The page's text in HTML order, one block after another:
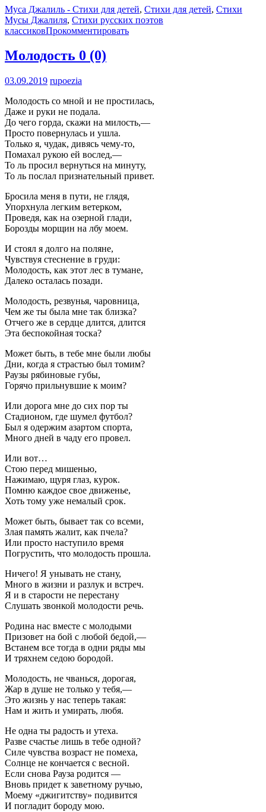
Муса Джалиль - Стихи для детей, Стихи для детей, Стихи
Мусы Джалиля, Стихи русских поэтов
классиковПрокомментировать
Молодость 0 (0)
03.09.2019 rupoezia
Молодость со мной и не простилась,
Даже и руки не подала.
До чего горда, скажи на милость,—
Просто повернулась и ушла.
Только я, чудак, дивясь чему-то,
Помахал рукою ей вослед,—
То ль просил вернуться на минуту,
То ль послал признательный привет.
Бросила меня в пути, не глядя,
Упорхнула легким ветерком,
Проведя, как на озерной глади,
Борозды морщин на лбу моем.
И стоял я долго на поляне,
Чувствуя стеснение в груди:
Молодость, как этот лес в тумане,
Далеко осталась позади.
Молодость, резвунья, чаровница,
Чем же ты была мне так близка?
Отчего же в сердце длится, длится
Эта беспокойная тоска?
Может быть, в тебе мне были любы
Дни, когда я страстью был томим?
Раузы рябиновые губы,
Горячо прильнувшие к моим?
Или дорога мне до сих пор ты
Стадионом, где шумел футбол?
Был я одержим азартом спорта,
Много дней в чаду его провел.
Или вот…
Стою перед мишенью,
Нажимаю, щуря глаз, курок.
Помню каждое свое движенье,
Хоть тому уже немалый срок.
Может быть, бывает так со всеми,
Злая память жалит, как пчела?
Или просто наступило время
Погрустить, что молодость прошла.
Ничего! Я унывать не стану,
Много в жизни и разлук и встреч.
Я и в старости не перестану
Слушать звонкой молодости речь.
Родина нас вместе с молодыми
Призовет на бой с любой бедой,—
Встанем все тогда в одни ряды мы
И тряхнем седою бородой.
Молодость, не чванься, дорогая,
Жар в душе не только у тебя,—
Это жизнь у нас теперь такая:
Нам и жить и умирать, любя.
Не одна ты радость и утеха.
Разве счастье лишь в тебе одной?
Силе чувства возраст не помеха,
Солнце не кончается с весной.
Если снова Рауза родится —
Вновь придет к заветному ручью,
Моему «джигитству» подивится
И погладит бороду мою.